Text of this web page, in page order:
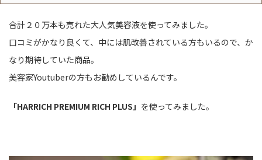
合計２０万本も売れた大人気美容液を使ってみました。
口コミがかなり良くて、中には肌改善されている方もいるので、か
なり期待していた商品。
美容家Youtuberの方もお勧めしているんです。
「HARRICH PREMIUM RICH PLUS」 を使ってみました。